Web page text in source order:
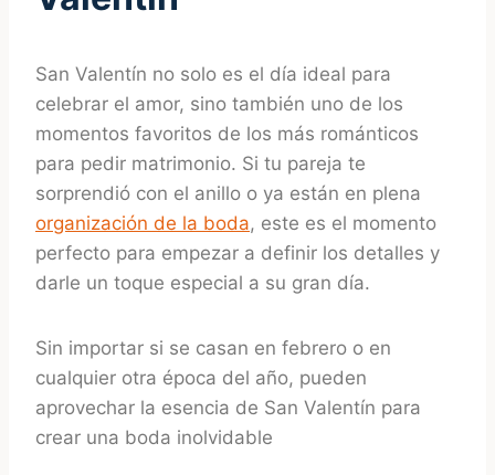
San Valentín no solo es el día ideal para
celebrar el amor, sino también uno de los
momentos favoritos de los más románticos
para pedir matrimonio. Si tu pareja te
sorprendió con el anillo o ya están en plena
organización de la boda, este es el momento
perfecto para empezar a definir los detalles y
darle un toque especial a su gran día.
Sin importar si se casan en febrero o en
cualquier otra época del año, pueden
aprovechar la esencia de San Valentín para
crear una boda inolvidable